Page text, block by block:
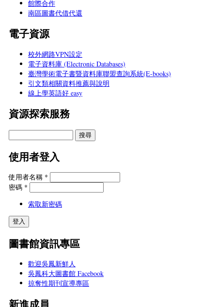
館際合作
南區圖書代借代還
電子資源
校外網路VPN設定
電子資料庫 (Electronic Databases)
臺灣學術電子書暨資料庫聯盟查詢系統(E-books)
引文類相關資料推薦與說明
線上學英語好 easy
資源探索服務
使用者登入
使用者名稱 *
密碼 *
索取新密碼
圖書館資訊專區
歡迎吳鳳新鮮人
吳鳳科大圖書館 Facebook
掠奪性期刊宣導專區
新進成員